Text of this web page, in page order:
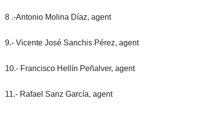
8 .-Antonio Molina Díaz, agent
9.- Vicente José Sanchis Pérez, agent
10.- Francisco Hellín Peñalver, agent
11.- Rafael Sanz García, agent